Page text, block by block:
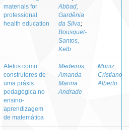
materials for
professional
health education
Abbad,
Gardênia
da Silva;
Bousquet-
Santos,
Kelb
Afetos como
construtores de
uma práxis
pedagógica no
ensino-
aprendizagem
de matemática
Medeiros,
Amanda
Marina
Andrade
Muniz,
Cristiano
Alberto